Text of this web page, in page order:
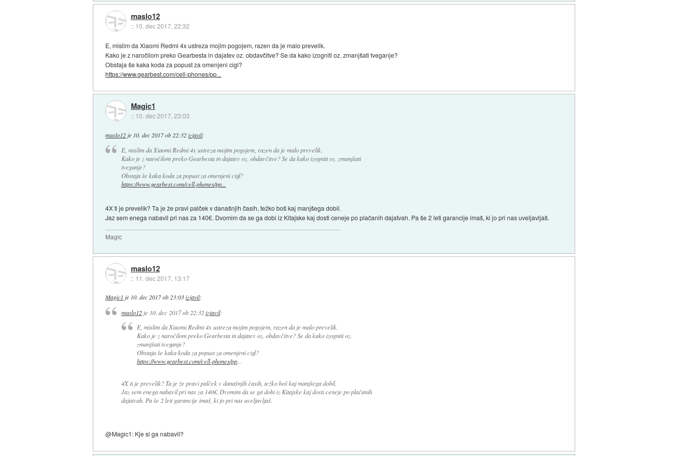
maslo12
:: 10. dec 2017, 22:32
E, mislim da Xiaomi Redmi 4x ustreza mojim pogojem, razen da je malo prevelik.
Kako je z naročilom preko Gearbesta in dajatev oz. obdavčitve? Se da kako izogniti oz. zmanjšati tveganje?
Obstaja še kaka koda za popust za omenjeni cigl?
https://www.gearbest.com/cell-phones/pp...
Magic1
:: 10. dec 2017, 23:03
maslo12 je 10. dec 2017 ob 22:32 izjavil:
E, mislim da Xiaomi Redmi 4x ustreza mojim pogojem, razen da je malo prevelik.
Kako je z naročilom preko Gearbesta in dajatev oz. obdavčitve? Se da kako izogniti oz. zmanjšati
tveganje?
Obstaja še kaka koda za popust za omenjeni cigl?
https://www.gearbest.com/cell-phones/pp...
4X ti je prevelik? Ta je že pravi palček v današnjih časih, težko boš kaj manjšega dobil.
Jaz sem enega nabavil pri nas za 140€. Dvomim da se ga dobi iz Kitajske kaj dosti ceneje po plačanih dajatvah. Pa še 2 leti garancije imaš, ki jo pri nas uveljavljaš.
Magic
maslo12
:: 11. dec 2017, 13:17
Magic1 je 10. dec 2017 ob 23:03 izjavil:
maslo12je 10. dec 2017 ob 22:32 izjavil:
E, mislim da Xiaomi Redmi 4x ustreza mojim pogojem, razen da je malo prevelik.
Kako je z naročilom preko Gearbesta in dajatev oz. obdavčitve? Se da kako izogniti oz.
zmanjšati tveganje?
Obstaja še kaka koda za popust za omenjeni cigl?
https://www.gearbest.com/cell-phones/pp...
4X ti je prevelik? Ta je že pravi palček v današnjih časih, težko boš kaj manjšega dobil.
Jaz sem enega nabavil pri nas za 140€. Dvomim da se ga dobi iz Kitajske kaj dosti ceneje po plačanih
dajatvah. Pa še 2 leti garancije imaš, ki jo pri nas uveljavljaš.
@Magic1: Kje si ga nabavil?